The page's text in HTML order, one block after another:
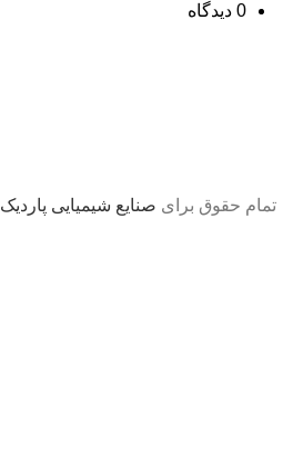
0 دیدگاه
تمام حقوق برای صنایع شیمیایی پاردیک